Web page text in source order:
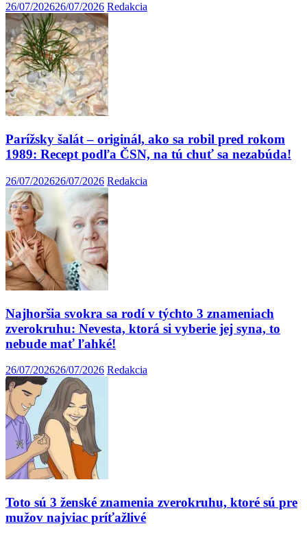
26/07/202626/07/2026 Redakcia
Parížsky šalát – originál, ako sa robil pred rokom
1989: Recept podľa ČSN, na tú chuť sa nezabúda!
26/07/202626/07/2026 Redakcia
Najhoršia svokra sa rodí v týchto 3 znameniach
zverokruhu: Nevesta, ktorá si vyberie jej syna, to
nebude mať ľahké!
26/07/202626/07/2026 Redakcia
Toto sú 3 ženské znamenia zverokruhu, ktoré sú pre
mužov najviac príťažlivé